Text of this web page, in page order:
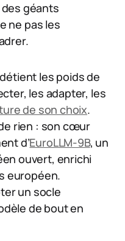
géants
ne pas les
les poids de
les adapter, les
de son choix.
rien : son cœur
d’EuroLLM-9B, un
ouvert, enrichi
européen.
un socle
de bout en